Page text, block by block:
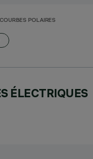
POLAIRES
ÉLECTRIQUES